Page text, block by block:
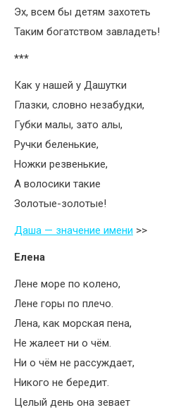
Эх, всем бы детям захотеть
Таким богатством завладеть!
***
Как у нашей у Дашутки
Глазки, словно незабудки,
Губки малы, зато алы,
Ручки беленькие,
Ножки резвенькие,
А волосики такие
Золотые-золотые!
Даша — значение имени >>
Елена
Лене море по колено,
Лене горы по плечо.
Лена, как морская пена,
Не жалеет ни о чём.
Ни о чём не рассуждает,
Никого не бередит.
Целый день она зевает